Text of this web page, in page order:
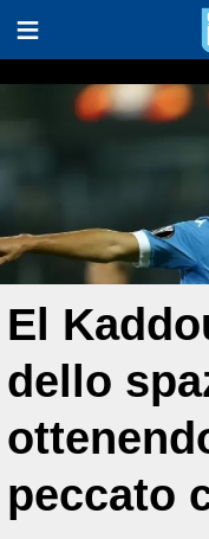
El
dello
peccato